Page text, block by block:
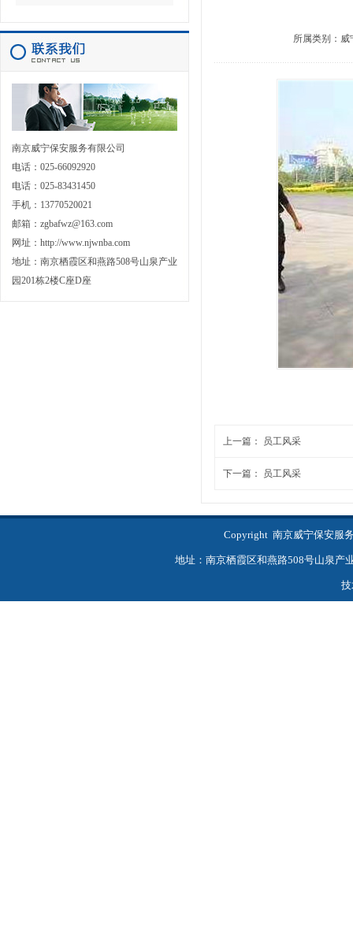
南京威宁保安服务有限公司
电话：025-66092920
电话：025-83431450
手机：13770520021
邮箱：zgbafwz@163.com
网址：http://www.njwnba.com
地址：南京栖霞区和燕路508号山泉产业
园201栋2楼C座D座
所属类别： 威
上一篇： 员工风采
下一篇： 员工风采
Copyright 南京威宁保安
地址：南京栖霞区和燕路508号山泉产